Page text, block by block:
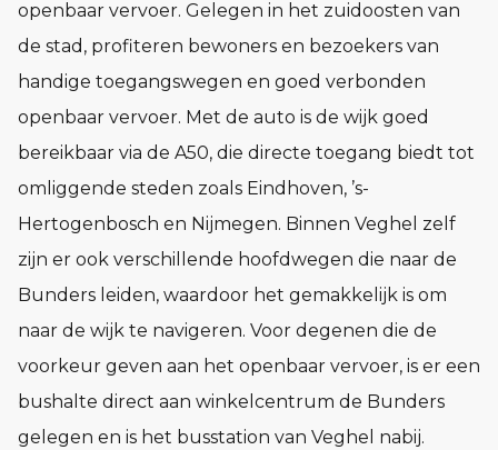
openbaar vervoer. Gelegen in het zuidoosten van
de stad, profiteren bewoners en bezoekers van
handige toegangswegen en goed verbonden
openbaar vervoer. Met de auto is de wijk goed
bereikbaar via de A50, die directe toegang biedt tot
omliggende steden zoals Eindhoven, ’s-
Hertogenbosch en Nijmegen. Binnen Veghel zelf
zijn er ook verschillende hoofdwegen die naar de
Bunders leiden, waardoor het gemakkelijk is om
naar de wijk te navigeren. Voor degenen die de
voorkeur geven aan het openbaar vervoer, is er een
bushalte direct aan winkelcentrum de Bunders
gelegen en is het busstation van Veghel nabij.